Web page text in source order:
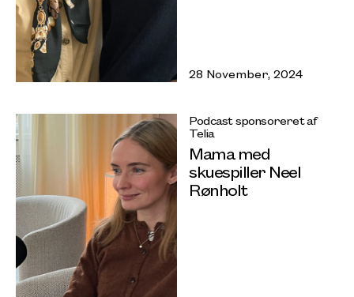
28 November, 2024
Podcast sponsoreret af
Telia
Mama med
skuespiller Neel
Rønholt